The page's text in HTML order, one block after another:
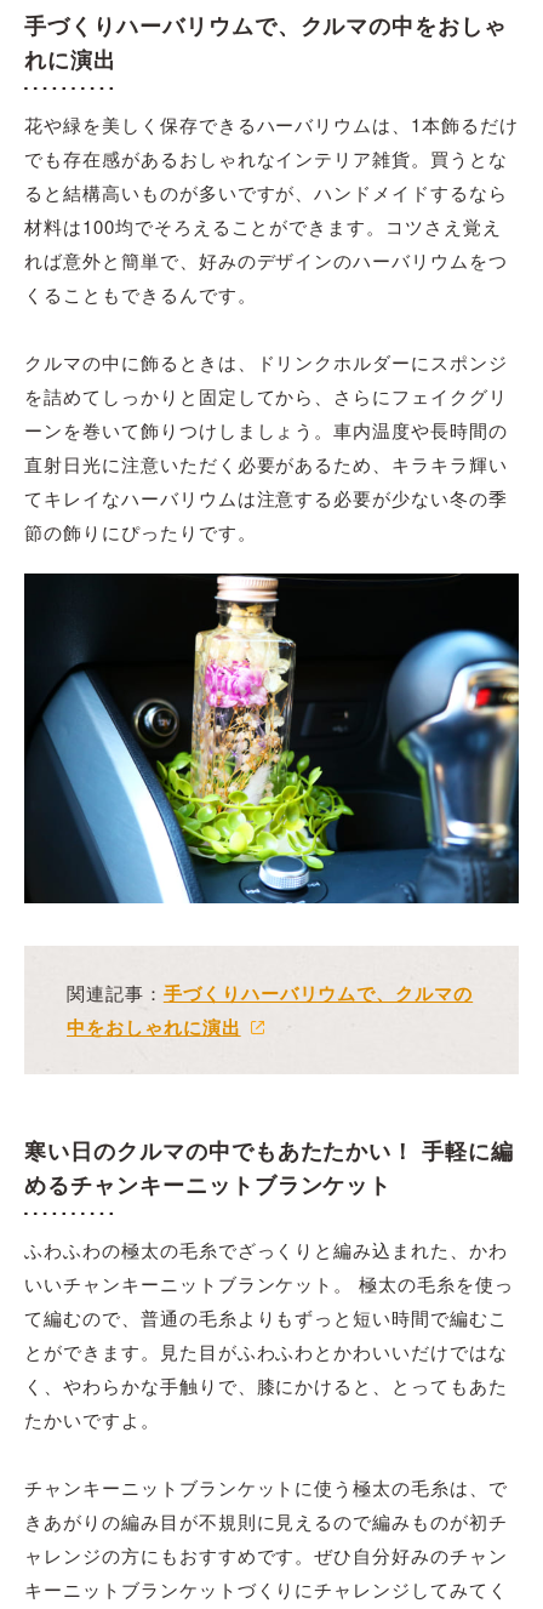
手づくりハーバリウムで、クルマの中をおしゃ
れに演出
花や緑を美しく保存できるハーバリウムは、1本飾るだけ
でも存在感があるおしゃれなインテリア雑貨。買うとな
ると結構高いものが多いですが、ハンドメイドするなら
材料は100均でそろえることができます。コツさえ覚え
れば意外と簡単で、好みのデザインのハーバリウムをつ
くることもできるんです。
クルマの中に飾るときは、ドリンクホルダーにスポンジ
を詰めてしっかりと固定してから、さらにフェイクグリ
ーンを巻いて飾りつけしましょう。車内温度や長時間の
直射日光に注意いただく必要があるため、キラキラ輝い
てキレイなハーバリウムは注意する必要が少ない冬の季
節の飾りにぴったりです。
関連記事： 手づくりハーバリウムで、クルマの
中をおしゃれに演出
寒い日のクルマの中でもあたたかい！ 手軽に編
めるチャンキーニットブランケット
ふわふわの極太の毛糸でざっくりと編み込まれた、かわ
いいチャンキーニットブランケット。 極太の毛糸を使っ
て編むので、普通の毛糸よりもずっと短い時間で編むこ
とができます。見た目がふわふわとかわいいだけではな
く、やわらかな手触りで、膝にかけると、とってもあた
たかいですよ。
チャンキーニットブランケットに使う極太の毛糸は、で
きあがりの編み目が不規則に見えるので編みものが初チ
ャレンジの方にもおすすめです。ぜひ自分好みのチャン
キーニットブランケットづくりにチャレンジしてみてく